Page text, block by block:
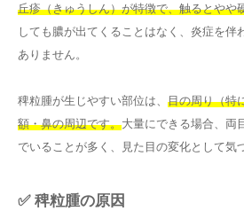
丘疹（きゅうしん）が特徴で、触るとやや
しても膿が出てくることはなく、炎症を伴
ありません。
稗粒腫が生じやすい部位は、 目の周り（特
額・鼻の周辺です。大量にできる場合、両
でいることが多く、見た目の変化として気
✅ 稗粒腫の原因